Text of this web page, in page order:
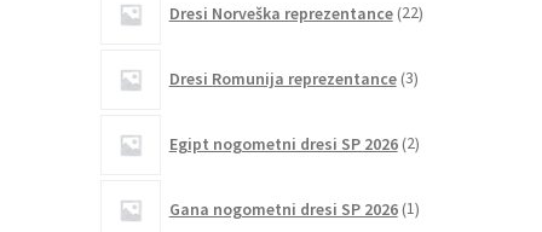
Dresi Norveška reprezentance 22izdelkov
Dresi Romunija reprezentance 3izdelki
Egipt nogometni dresi SP 2026 2izdelka
Gana nogometni dresi SP 2026 1izdelek